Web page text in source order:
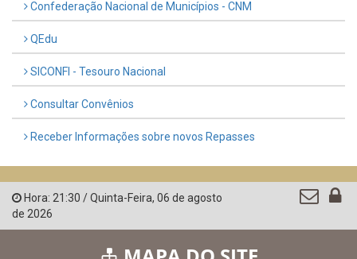
Confederação Nacional de Municípios - CNM
QEdu
SICONFI - Tesouro Nacional
Consultar Convênios
Receber Informações sobre novos Repasses
Hora: 21:30 /Quinta-Feira, 06 de agosto
de 2026